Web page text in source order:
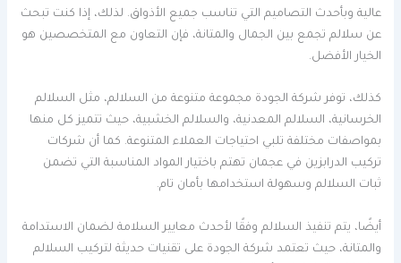
عالية وبأحدث التصاميم التي تناسب جميع الأذواق. لذلك، إذا كنت تبحث
عن سلالم تجمع بين الجمال والمتانة، فإن التعاون مع المتخصصين هو
الخيار الأفضل.
كذلك، توفر شركة الجودة مجموعة متنوعة من السلالم، مثل السلالم
الخرسانية، السلالم المعدنية، والسلالم الخشبية، حيث تتميز كل منها
بمواصفات مختلفة تلبي احتياجات العملاء المتنوعة. كما أن شركات
تركيب الدرابزين في عجمان تهتم باختيار المواد المناسبة التي تضمن
ثبات السلالم وسهولة استخدامها بأمان تام.
أيضًا، يتم تنفيذ السلالم وفقًا لأحدث معايير السلامة لضمان الاستدامة
والمتانة، حيث تعتمد شركة الجودة على تقنيات حديثة لتركيب السلالم